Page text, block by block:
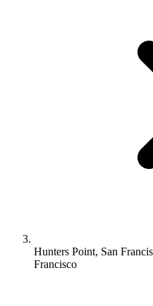
Hunters Point, San
Francisco